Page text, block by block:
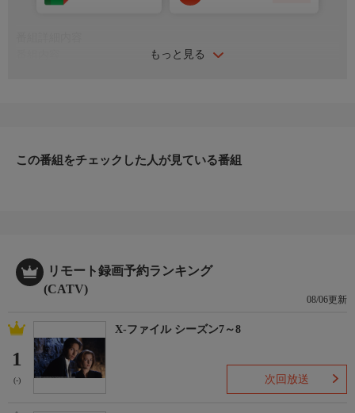
もっと見る
いつの時代も私たちに癒しを与えてくれる。昭和生まれには落ち
この番組をチェックした人が見ている番組
リモート録画予約ランキング
(CATV)
08/06更新
1
(-)
X-ファイル シーズン7～8
次回放送